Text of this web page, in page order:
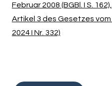
Februar 2008 (BGBl. I S.
Artikel 3 des Gesetzes vom
2024 I Nr. 332)